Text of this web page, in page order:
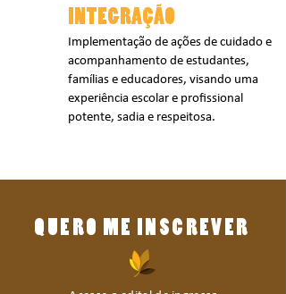
INTEGRAÇÃO
Implementação de ações de cuidado e
acompanhamento de estudantes,
famílias e educadores, visando uma
experiência escolar e profissional
potente, sadia e respeitosa.
QUERO ME INSCREVER